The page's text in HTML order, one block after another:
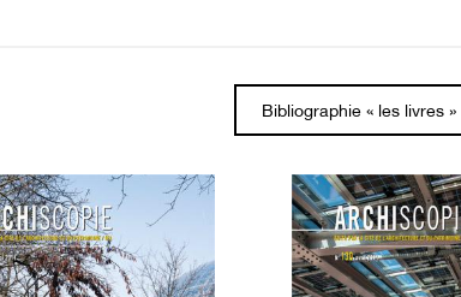
Bibliographie « les livres »